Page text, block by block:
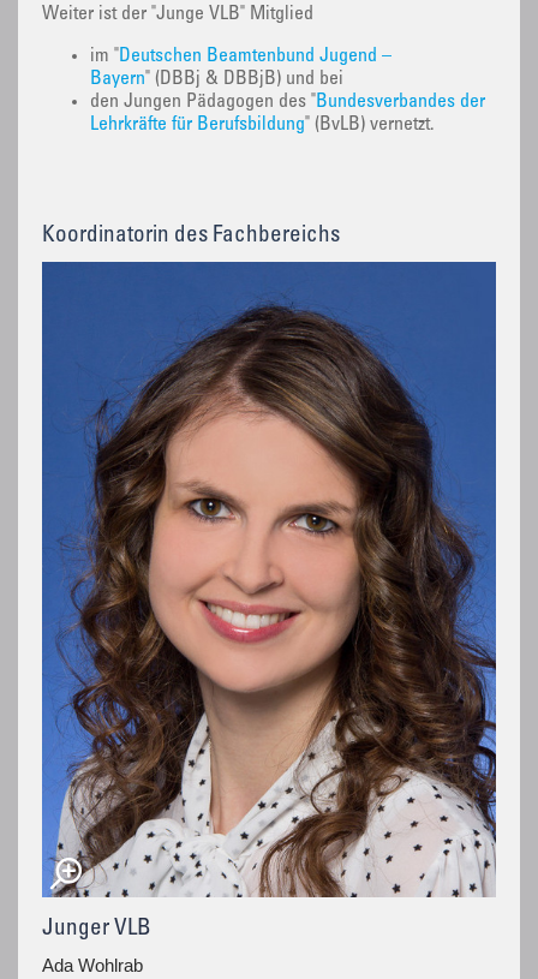
Weiter ist der "Junge VLB" Mitglied
im "Deutschen Beamtenbund Jugend –
Bayern" (DBBj & DBBjB) und bei
den Jungen Pädagogen des "Bundesverbandes der
Lehrkräfte für Berufsbildung" (BvLB) vernetzt.
Koordinatorin des Fachbereichs
Junger VLB
Ada Wohlrab